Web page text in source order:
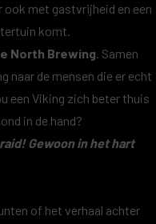
ook met gastvrijheid en een
komt.
North Brewing. Samen
naar de mensen die er echt
een Viking zich beter thuis
in de hand?
Gewoon in het hart
of het verhaal achter